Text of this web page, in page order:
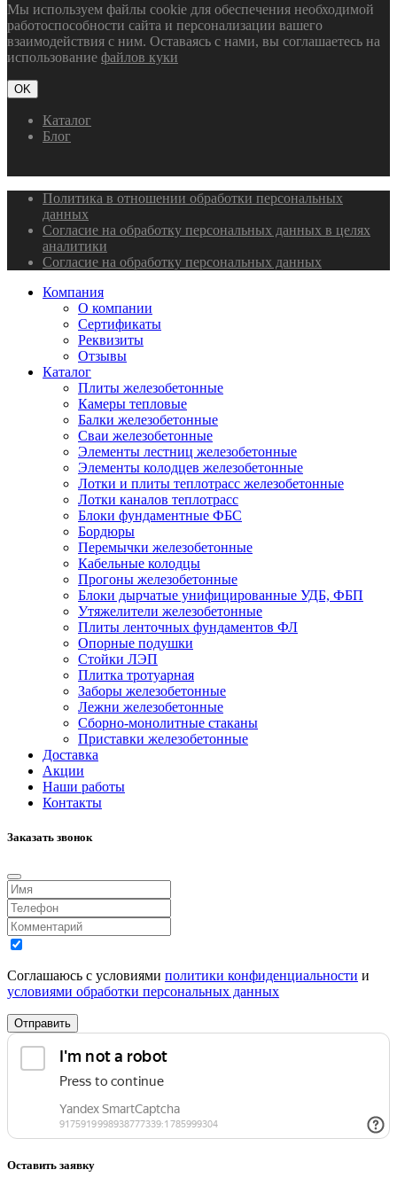
Мы используем файлы cookie для обеспечения необходимой
работоспособности сайта и персонализации вашего
взаимодействия с ним. Оставаясь с нами, вы соглашаетесь на
использование файлов куки
OK
Каталог
Блог
Политика в отношении обработки персональных
данных
Согласие на обработку персональных данных в целях
аналитики
Согласие на обработку персональных данных
Компания
О компании
Сертификаты
Реквизиты
Отзывы
Каталог
Плиты железобетонные
Камеры тепловые
Балки железобетонные
Сваи железобетонные
Элементы лестниц железобетонные
Элементы колодцев железобетонные
Лотки и плиты теплотрасс железобетонные
Лотки каналов теплотрасс
Блоки фундаментные ФБС
Бордюры
Перемычки железобетонные
Кабельные колодцы
Прогоны железобетонные
Блоки дырчатые унифицированные УДБ, ФБП
Утяжелители железобетонные
Плиты ленточных фундаментов ФЛ
Опорные подушки
Стойки ЛЭП
Плитка тротуарная
Заборы железобетонные
Лежни железобетонные
Сборно-монолитные стаканы
Приставки железобетонные
Доставка
Акции
Наши работы
Контакты
Заказать звонок
Соглашаюсь с условиями политики конфиденциальности и
условиями обработки персональных данных
Отправить
Оставить заявку